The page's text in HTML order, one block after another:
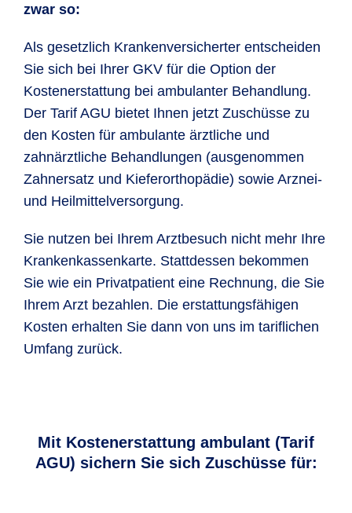
zwar so:
Als gesetzlich Krankenversicherter entscheiden
Sie sich bei Ihrer GKV für die Option der
Kostenerstattung bei ambulanter Behandlung.
Der Tarif AGU bietet Ihnen jetzt Zuschüsse zu
den Kosten für ambulante ärztliche und
zahnärztliche Behandlungen (ausgenommen
Zahnersatz und Kieferorthopädie) sowie Arznei-
und Heilmittelversorgung.
Sie nutzen bei Ihrem Arztbesuch nicht mehr Ihre
Krankenkassenkarte. Stattdessen bekommen
Sie wie ein Privatpatient eine Rechnung, die Sie
Ihrem Arzt bezahlen. Die erstattungsfähigen
Kosten erhalten Sie dann von uns im tariflichen
Umfang zurück.
Mit Kostenerstattung ambulant (Tarif
AGU) sichern Sie sich Zuschüsse für: